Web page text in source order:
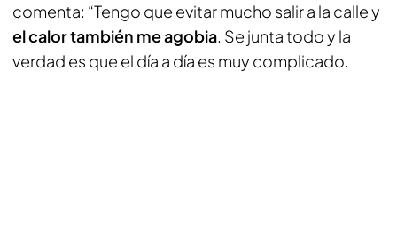
comenta: “Tengo que evitar mucho salir a la calle y
el calor también me agobia. Se junta todo y la
verdad es que el día a día es muy complicado.